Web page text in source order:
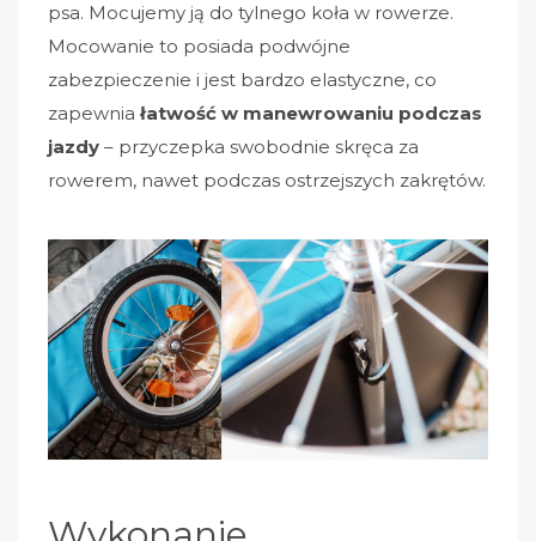
psa. Mocujemy ją do tylnego koła w rowerze.
Mocowanie to posiada podwójne
zabezpieczenie i jest bardzo elastyczne, co
zapewnia łatwość w manewrowaniu podczas
jazdy – przyczepka swobodnie skręca za
rowerem, nawet podczas ostrzejszych zakrętów.